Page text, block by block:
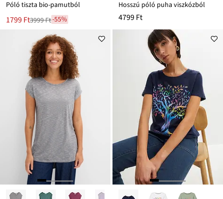
Póló tiszta bio-pamutból
Új
1799 Ft
Leárazva3999 Ft-55%
Hosszú póló puha viszkózból
4799 Ft